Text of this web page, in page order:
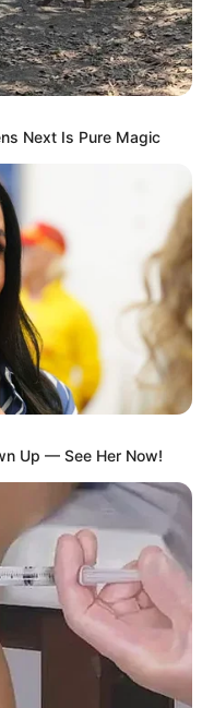
Next Is Pure Magic
Up — See Her Now!